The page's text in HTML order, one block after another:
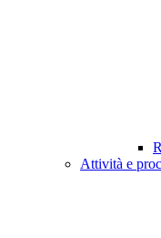
Attività e